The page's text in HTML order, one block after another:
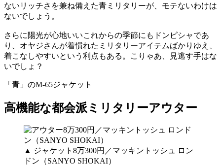
ないリッチさを兼ね備えた青ミリタリーが、モテないわけは
ないでしょう。
さらに陽光が心地いいこれからの季節にもドンピシャであ
り、オヤジさんが着慣れたミリタリーアイテムばかりゆえ、
着こなしやすいという利点もある。こりゃあ、見逃す手はな
いでしょ？
「青」のM-65ジャケット
高機能な都会派ミリタリーアウター
▲ ジャケット8万300円／マッキントッシュ ロン
ドン（SANYO SHOKAI）